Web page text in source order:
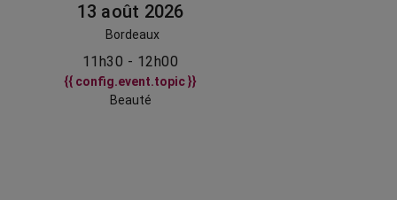
13 août 2026
Bordeaux
11h30 - 12h00
{{ config.event.topic }}
Beauté